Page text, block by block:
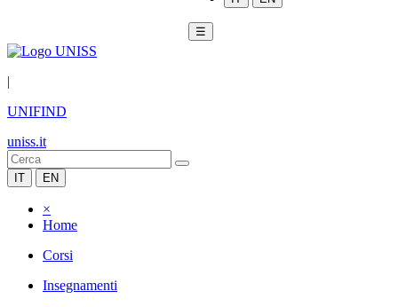
☰
|
UNIFIND
uniss.it
IT EN
×
Home
Corsi
Insegnamenti